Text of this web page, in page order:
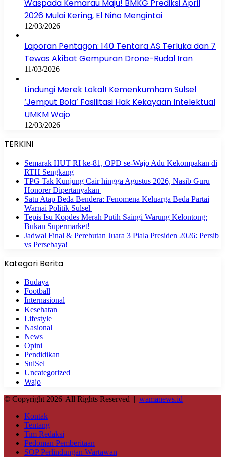
Waspada Kemarau Maju! BMKG Prediksi April
2026 Mulai Kering, El Niño Mengintai
12/03/2026
Laporan Pentagon: 140 Tentara AS Terluka dan 7
Tewas Akibat Gempuran Drone-Rudal Iran
11/03/2026
Lindungi Merek Lokal! Kemenkumham Sulsel
‘Jemput Bola’ Fasilitasi Hak Kekayaan Intelektual
UMKM Wajo
12/03/2026
TERKINI
Semarak HUT RI ke-81, OPD se-Wajo Adu Kekompakan di
RTH Sengkang
TPG Tak Kunjung Cair hingga Agustus 2026, Nasib Guru
Honorer Dipertanyakan
Satu Atap Beda Bendera: Fenomena Keluarga Beda Partai
Warnai Politik Sulsel
Tepis Isu Kopdes Merah Putih Saingi Warung Kelontong:
Bukan Supermarket!
Jadwal Final & Perebutan Juara 3 Piala Presiden 2026: Persib
vs Persebaya!
Kategori Berita
Budaya
Football
Internasional
Kesehatan
Lifestyle
Nasional
News
Opini
Pendidikan
SulSel
Uncategorized
Wajo
© Copyright 2026| All Rights Reserved | wamanews.id
Kontak
Tentang
Tim Redaksi
Pedoman Pemberitaan
SOP Perlindungan Wartawan